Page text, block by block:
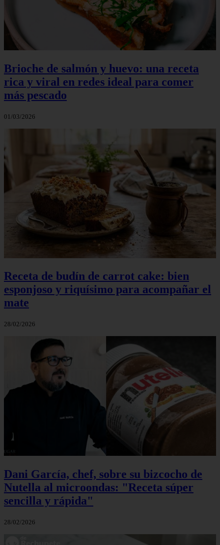
Brioche de salmón y huevo: una receta
rica y viral en redes ideal para comer
más pescado
01/03/2026
Receta de budín de carrot cake: bien
esponjoso y riquísimo para acompañar el
mate
28/02/2026
Dani García, chef, sobre su bizcocho de
Nutella al microondas: "Receta súper
sencilla y rápida"
28/02/2026